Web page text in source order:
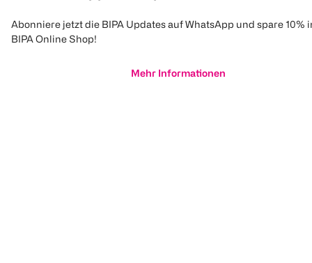
Abonniere jetzt die BIPA Updates auf WhatsApp und spare 10%
BIPA Online Shop!
Mehr Informationen